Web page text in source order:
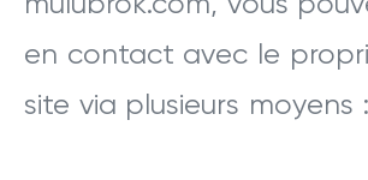
en contact avec le
site via plusieurs moyens :